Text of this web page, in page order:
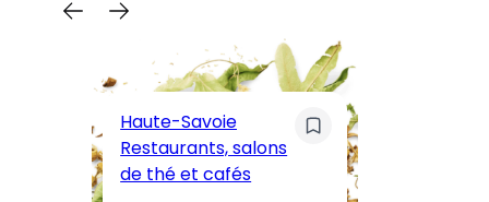
Haute-Savoie
Restaurants, salons
de thé et cafés